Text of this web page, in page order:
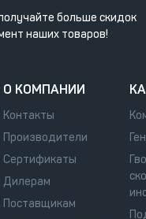
больше скидок
наших товаров!
О КОМПАНИИ
Контакты
Производители
Сертификаты
Дилерам
Поставщикам